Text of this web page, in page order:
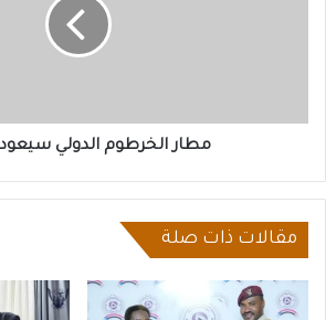
مطار الخرطوم الدولي
مقالات ذات صلة